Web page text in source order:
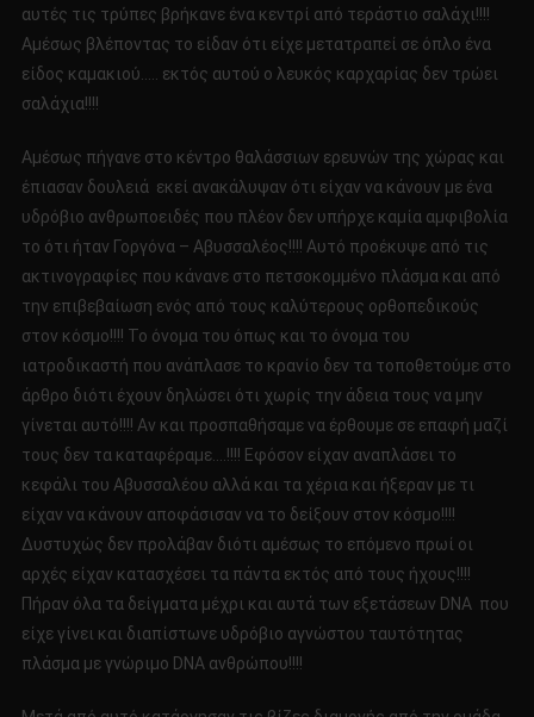
αυτές τις τρύπες βρήκανε ένα κεντρί από τεράστιο σαλάχι!!!!
Αμέσως βλέποντας το είδαν ότι είχε μετατραπεί σε όπλο ένα
είδος καμακιού….. εκτός αυτού ο λευκός καρχαρίας δεν τρώει
σαλάχια!!!!
Αμέσως πήγανε στο κέντρο θαλάσσιων ερευνών της χώρας και
έπιασαν δουλειά εκεί ανακάλυψαν ότι είχαν να κάνουν με ένα
υδρόβιο ανθρωποειδές που πλέον δεν υπήρχε καμία αμφιβολία
το ότι ήταν Γοργόνα – Αβυσσαλέος!!!! Αυτό προέκυψε από τις
ακτινογραφίες που κάνανε στο πετσοκομμένο πλάσμα και από
την επιβεβαίωση ενός από τους καλύτερους ορθοπεδικούς
στον κόσμο!!!! Το όνομα του όπως και το όνομα του
ιατροδικαστή που ανάπλασε το κρανίο δεν τα τοποθετούμε στο
άρθρο διότι έχουν δηλώσει ότι χωρίς την άδεια τους να μην
γίνεται αυτό!!!! Αν και προσπαθήσαμε να έρθουμε σε επαφή μαζί
τους δεν τα καταφέραμε….!!!! Εφόσον είχαν αναπλάσει το
κεφάλι του Αβυσσαλέου αλλά και τα χέρια και ήξεραν με τι
είχαν να κάνουν αποφάσισαν να το δείξουν στον κόσμο!!!!
Δυστυχώς δεν προλάβαν διότι αμέσως το επόμενο πρωί οι
αρχές είχαν κατασχέσει τα πάντα εκτός από τους ήχους!!!!
Πήραν όλα τα δείγματα μέχρι και αυτά των εξετάσεων DNA που
είχε γίνει και διαπίστωνε υδρόβιο αγνώστου ταυτότητας
πλάσμα με γνώριμο DΝΑ ανθρώπου!!!!